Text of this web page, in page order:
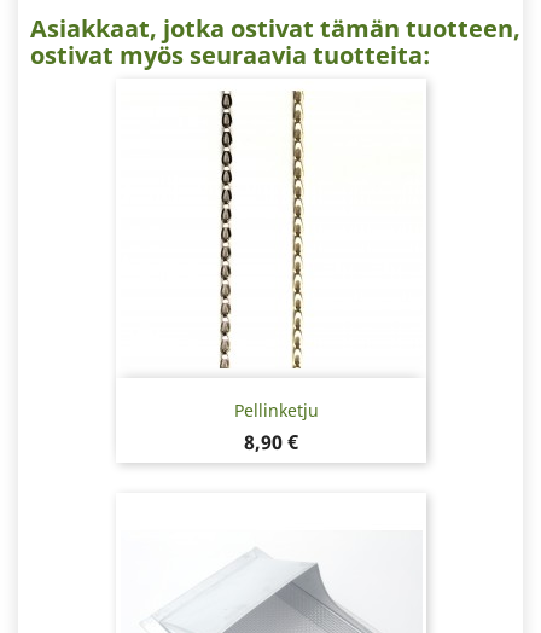
Asiakkaat, jotka ostivat tämän tuotteen,
ostivat myös seuraavia tuotteita:
Pellinketju
Hinta
8,90 €